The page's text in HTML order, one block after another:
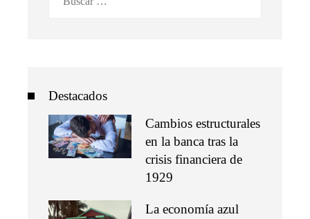
Destacados
Cambios estructurales
en la banca tras la
crisis financiera de
1929
La economía azul